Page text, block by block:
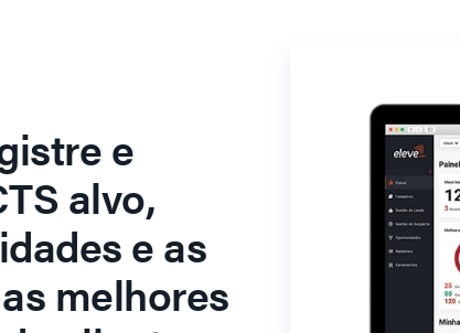
e
alvo,
e as
melhores